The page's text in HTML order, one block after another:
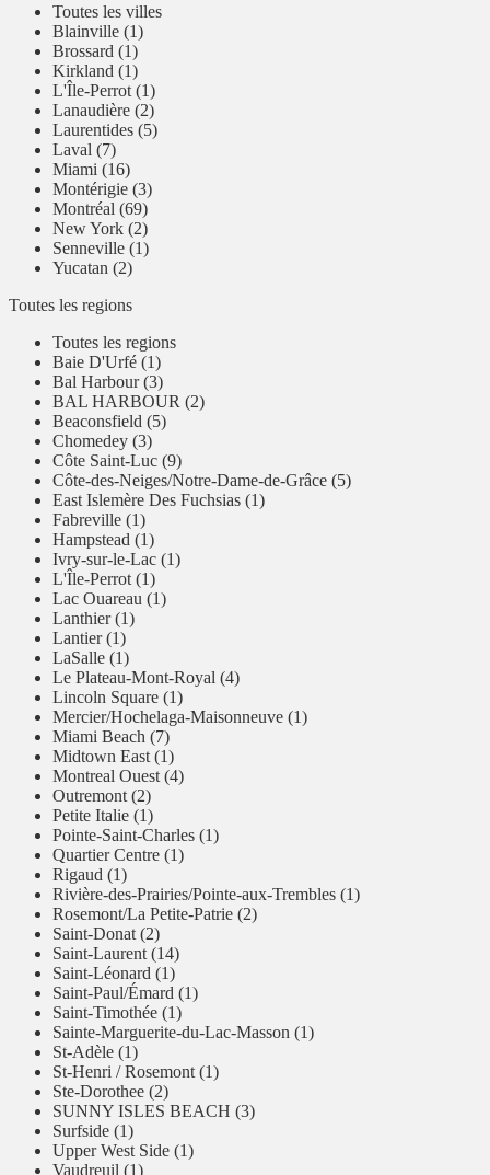
Toutes les villes
Blainville (1)
Brossard (1)
Kirkland (1)
L'Île-Perrot (1)
Lanaudière (2)
Laurentides (5)
Laval (7)
Miami (16)
Montérigie (3)
Montréal (69)
New York (2)
Senneville (1)
Yucatan (2)
Toutes les regions
Toutes les regions
Baie D'Urfé (1)
Bal Harbour (3)
BAL HARBOUR (2)
Beaconsfield (5)
Chomedey (3)
Côte Saint-Luc (9)
Côte-des-Neiges/Notre-Dame-de-Grâce (5)
East Islemère Des Fuchsias (1)
Fabreville (1)
Hampstead (1)
Ivry-sur-le-Lac (1)
L'Île-Perrot (1)
Lac Ouareau (1)
Lanthier (1)
Lantier (1)
LaSalle (1)
Le Plateau-Mont-Royal (4)
Lincoln Square (1)
Mercier/Hochelaga-Maisonneuve (1)
Miami Beach (7)
Midtown East (1)
Montreal Ouest (4)
Outremont (2)
Petite Italie (1)
Pointe-Saint-Charles (1)
Quartier Centre (1)
Rigaud (1)
Rivière-des-Prairies/Pointe-aux-Trembles (1)
Rosemont/La Petite-Patrie (2)
Saint-Donat (2)
Saint-Laurent (14)
Saint-Léonard (1)
Saint-Paul/Émard (1)
Saint-Timothée (1)
Sainte-Marguerite-du-Lac-Masson (1)
St-Adèle (1)
St-Henri / Rosemont (1)
Ste-Dorothee (2)
SUNNY ISLES BEACH (3)
Surfside (1)
Upper West Side (1)
Vaudreuil (1)